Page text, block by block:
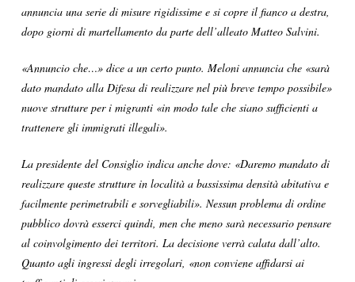
annuncia una serie di misure rigidissime e si copre il fianco a destra,
dopo giorni di martellamento da parte dell’alleato Matteo Salvini.
«Annuncio che…» dice a un certo punto. Meloni annuncia che «sarà
dato mandato alla Difesa di realizzare nel più breve tempo possibile»
nuove strutture per i migranti «in modo tale che siano sufficienti a
trattenere gli immigrati illegali».
La presidente del Consiglio indica anche dove: «Daremo mandato di
realizzare queste strutture in località a bassissima densità abitativa e
facilmente perimetrabili e sorvegliabili». Nessun problema di ordine
pubblico dovrà esserci quindi, men che meno sarà necessario pensare
al coinvolgimento dei territori. La decisione verrà calata dall’alto.
Quanto agli ingressi degli irregolari, «non conviene affidarsi ai